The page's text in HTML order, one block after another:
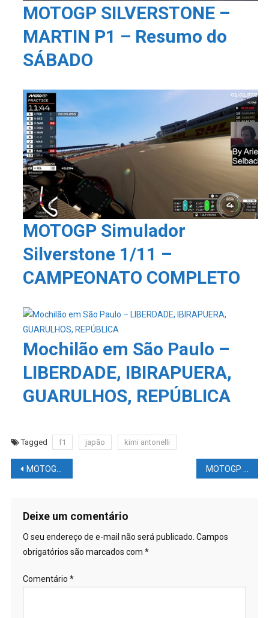
MOTOGP SILVERSTONE –
MARTIN P1 – Resumo do
SÁBADO
MOTOGP Simulador
Silverstone 1/11 –
CAMPEONATO COMPLETO
Mochilão em São Paulo –
LIBERDADE, IBIRAPUERA,
GUARULHOS, REPÚBLICA
Tagged f1 japão kimi antonelli
Navegação
Post
MOTOGP AUSTIN & SUPERBIKE PORTIMÃO – Resumo do SÁBADO
Deixe um comentário
O seu endereço de e-mail não será publicado. Campos
obrigatórios são marcados com *
Comentário *